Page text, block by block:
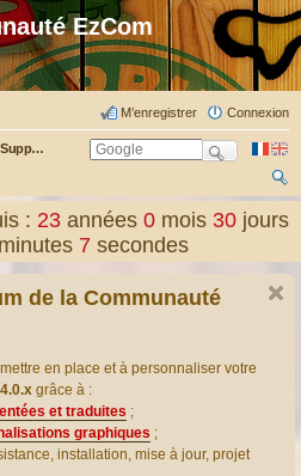
EzCom
Connexion
M’enregistrer
Support pour phpBB
ch
er
: 23 années0 mois30 jours
minutes 8 secondes
de la Communauté
en place et à personnaliser votre
4.0.x grâce à :
et traduites ;
graphiques ;
installation, mise à jour, projet